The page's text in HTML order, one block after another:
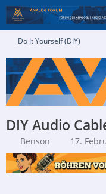
Do It Yourself (DIY)
DIY Audio
Benson 17.